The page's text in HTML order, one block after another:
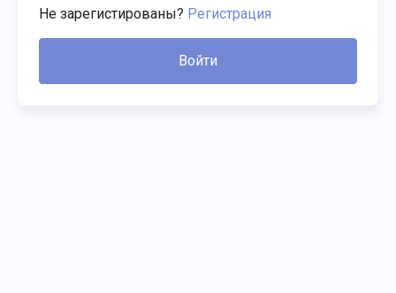
Не зарегистированы? Регистрация